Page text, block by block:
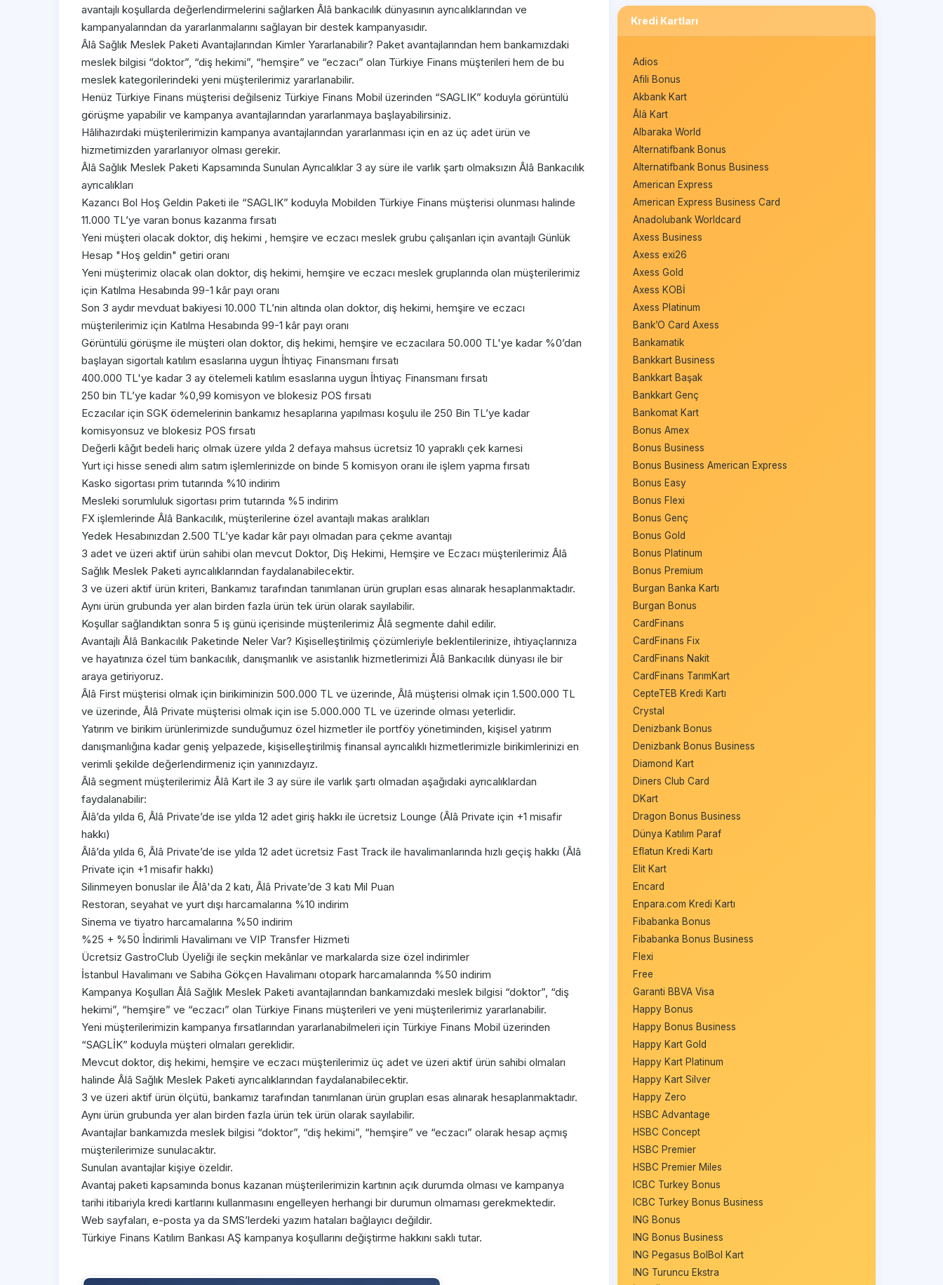
avantajlı koşullarda değerlendirmelerini sağlarken Âlâ bankacılık dünyasının ayrıcalıklarından ve
kampanyalarından da yararlanmalarını sağlayan bir destek kampanyasıdır.
Âlâ Sağlık Meslek Paketi Avantajlarından Kimler Yararlanabilir? Paket avantajlarından hem bankamızdaki
meslek bilgisi “doktor”, “diş hekimi”, “hemşire” ve “eczacı” olan Türkiye Finans müşterileri hem de bu
meslek kategorilerindeki yeni müşterilerimiz yararlanabilir.
Henüz Türkiye Finans müşterisi değilseniz Türkiye Finans Mobil üzerinden “SAGLIK” koduyla görüntülü
görüşme yapabilir ve kampanya avantajlarından yararlanmaya başlayabilirsiniz.
Hâlihazırdaki müşterilerimizin kampanya avantajlarından yararlanması için en az üç adet ürün ve
hizmetimizden yararlanıyor olması gerekir.
Âlâ Sağlık Meslek Paketi Kapsamında Sunulan Ayrıcalıklar 3 ay süre ile varlık şartı olmaksızın Âlâ Bankacılık
ayrıcalıkları
Kazancı Bol Hoş Geldin Paketi ile “SAGLIK” koduyla Mobilden Türkiye Finans müşterisi olunması halinde
11.000 TL’ye varan bonus kazanma fırsatı
Yeni müşteri olacak doktor, diş hekimi , hemşire ve eczacı meslek grubu çalışanları için avantajlı Günlük
Hesap "Hoş geldin" getiri oranı
Yeni müşterimiz olacak olan doktor, diş hekimi, hemşire ve eczacı meslek gruplarında olan müşterilerimiz
için Katılma Hesabında 99-1 kâr payı oranı
Son 3 aydır mevduat bakiyesi 10.000 TL’nin altında olan doktor, diş hekimi, hemşire ve eczacı
müşterilerimiz için Katılma Hesabında 99-1 kâr payı oranı
Görüntülü görüşme ile müşteri olan doktor, diş hekimi, hemşire ve eczacılara 50.000 TL'ye kadar %0’dan
başlayan sigortalı katılım esaslarına uygun İhtiyaç Finansmanı fırsatı
400.000 TL'ye kadar 3 ay ötelemeli katılım esaslarına uygun İhtiyaç Finansmanı fırsatı
250 bin TL’ye kadar %0,99 komisyon ve blokesiz POS fırsatı
Eczacılar için SGK ödemelerinin bankamız hesaplarına yapılması koşulu ile 250 Bin TL’ye kadar
komisyonsuz ve blokesiz POS fırsatı
Değerli kâğıt bedeli hariç olmak üzere yılda 2 defaya mahsus ücretsiz 10 yapraklı çek karnesi
Yurt içi hisse senedi alım satım işlemlerinizde on binde 5 komisyon oranı ile işlem yapma fırsatı
Kasko sigortası prim tutarında %10 indirim
Mesleki sorumluluk sigortası prim tutarında %5 indirim
FX işlemlerinde Âlâ Bankacılık, müşterilerine özel avantajlı makas aralıkları
Yedek Hesabınızdan 2.500 TL’ye kadar kâr payı olmadan para çekme avantajı
3 adet ve üzeri aktif ürün sahibi olan mevcut Doktor, Diş Hekimi, Hemşire ve Eczacı müşterilerimiz Âlâ
Sağlık Meslek Paketi ayrıcalıklarından faydalanabilecektir.
3 ve üzeri aktif ürün kriteri, Bankamız tarafından tanımlanan ürün grupları esas alınarak hesaplanmaktadır.
Aynı ürün grubunda yer alan birden fazla ürün tek ürün olarak sayılabilir.
Koşullar sağlandıktan sonra 5 iş günü içerisinde müşterilerimiz Âlâ segmente dahil edilir.
Avantajlı Âlâ Bankacılık Paketinde Neler Var? Kişiselleştirilmiş çözümleriyle beklentilerinize, ihtiyaçlarınıza
ve hayatınıza özel tüm bankacılık, danışmanlık ve asistanlık hizmetlerimizi Âlâ Bankacılık dünyası ile bir
araya getiriyoruz.
Âlâ First müşterisi olmak için birikiminizin 500.000 TL ve üzerinde, Âlâ müşterisi olmak için 1.500.000 TL
ve üzerinde, Âlâ Private müşterisi olmak için ise 5.000.000 TL ve üzerinde olması yeterlidir.
Yatırım ve birikim ürünlerimizde sunduğumuz özel hizmetler ile portföy yönetiminden, kişisel yatırım
danışmanlığına kadar geniş yelpazede, kişiselleştirilmiş finansal ayrıcalıklı hizmetlerimizle birikimlerinizi en
verimli şekilde değerlendirmeniz için yanınızdayız.
Âlâ segment müşterilerimiz Âlâ Kart ile 3 ay süre ile varlık şartı olmadan aşağıdaki ayrıcalıklardan
faydalanabilir:
Âlâ’da yılda 6, Âlâ Private’de ise yılda 12 adet giriş hakkı ile ücretsiz Lounge (Âlâ Private için +1 misafir
hakkı)
Âlâ’da yılda 6, Âlâ Private’de ise yılda 12 adet ücretsiz Fast Track ile havalimanlarında hızlı geçiş hakkı (Âlâ
Private için +1 misafir hakkı)
Silinmeyen bonuslar ile Âlâ'da 2 katı, Âlâ Private’de 3 katı Mil Puan
Restoran, seyahat ve yurt dışı harcamalarına %10 indirim
Sinema ve tiyatro harcamalarına %50 indirim
%25 + %50 İndirimli Havalimanı ve VIP Transfer Hizmeti
Ücretsiz GastroClub Üyeliği ile seçkin mekânlar ve markalarda size özel indirimler
İstanbul Havalimanı ve Sabiha Gökçen Havalimanı otopark harcamalarında %50 indirim
Kampanya Koşulları Âlâ Sağlık Meslek Paketi avantajlarından bankamızdaki meslek bilgisi “doktor”, “diş
hekimi”, “hemşire” ve “eczacı” olan Türkiye Finans müşterileri ve yeni müşterilerimiz yararlanabilir.
Yeni müşterilerimizin kampanya fırsatlarından yararlanabilmeleri için Türkiye Finans Mobil üzerinden
“SAGLİK” koduyla müşteri olmaları gereklidir.
Mevcut doktor, diş hekimi, hemşire ve eczacı müşterilerimiz üç adet ve üzeri aktif ürün sahibi olmaları
halinde Âlâ Sağlık Meslek Paketi ayrıcalıklarından faydalanabilecektir.
3 ve üzeri aktif ürün ölçütü, bankamız tarafından tanımlanan ürün grupları esas alınarak hesaplanmaktadır.
Aynı ürün grubunda yer alan birden fazla ürün tek ürün olarak sayılabilir.
Avantajlar bankamızda meslek bilgisi “doktor”, “diş hekimi”, “hemşire” ve “eczacı” olarak hesap açmış
müşterilerimize sunulacaktır.
Sunulan avantajlar kişiye özeldir.
Avantaj paketi kapsamında bonus kazanan müşterilerimizin kartının açık durumda olması ve kampanya
tarihi itibariyla kredi kartlarını kullanmasını engelleyen herhangi bir durumun olmaması gerekmektedir.
Web sayfaları, e-posta ya da SMS’lerdeki yazım hataları bağlayıcı değildir.
Türkiye Finans Katılım Bankası AŞ kampanya koşullarını değiştirme hakkını saklı tutar.
Kredi Kartları
Adios
Afili Bonus
Akbank Kart
Âlâ Kart
Albaraka World
Alternatifbank Bonus
Alternatifbank Bonus Business
American Express
American Express Business Card
Anadolubank Worldcard
Axess Business
Axess exi26
Axess Gold
Axess KOBİ
Axess Platinum
Bank’O Card Axess
Bankamatik
Bankkart Business
Bankkart Başak
Bankkart Genç
Bankomat Kart
Bonus Amex
Bonus Business
Bonus Business American Express
Bonus Easy
Bonus Flexi
Bonus Genç
Bonus Gold
Bonus Platinum
Bonus Premium
Burgan Banka Kartı
Burgan Bonus
CardFinans
CardFinans Fix
CardFinans Nakit
CardFinans TarımKart
CepteTEB Kredi Kartı
Crystal
Denizbank Bonus
Denizbank Bonus Business
Diamond Kart
Diners Club Card
DKart
Dragon Bonus Business
Dünya Katılım Paraf
Eflatun Kredi Kartı
Elit Kart
Encard
Enpara.com Kredi Kartı
Fibabanka Bonus
Fibabanka Bonus Business
Flexi
Free
Garanti BBVA Visa
Happy Bonus
Happy Bonus Business
Happy Kart Gold
Happy Kart Platinum
Happy Kart Silver
Happy Zero
HSBC Advantage
HSBC Concept
HSBC Premier
HSBC Premier Miles
ICBC Turkey Bonus
ICBC Turkey Bonus Business
ING Bonus
ING Bonus Business
ING Pegasus BolBol Kart
ING Turuncu Ekstra